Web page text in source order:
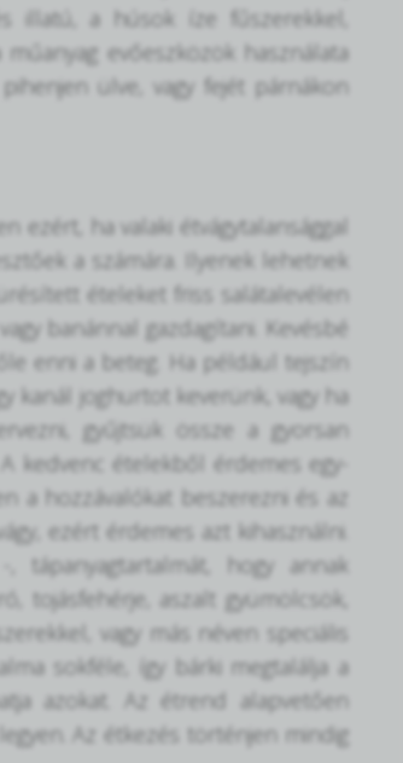
illatú, a húsok íze fűszerekkel,
evőeszközök használata
ülve, vagy fejét párnákon
ezért, ha valaki étvágytalansággal
a számára. Ilyenek lehetnek
ételeket friss salátalevélen
banánnal gazdagítani. Kevésbé
enni a beteg. Ha például tejszín
kanál joghurtot keverünk, vagy ha
gyűjtsük össze a gyorsan
kedvenc ételekből érdemes egy-
a hozzávalókat beszerezni és az
ezért érdemes azt kihasználni.
hogy annak
tojásfehérje, aszalt gyümölcsök,
vagy más néven speciális
sokféle, így bárki megtalálja a
azokat. Az étrend alapvetően
Az étkezés történjen mindig